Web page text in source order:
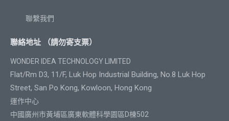
聯繫我們
聯絡地址 （請勿寄支票）
WONDER IDEA TECHNOLOGY LIMITED
Flat/Rm D3, 11/F, Luk Hop Industrial Building, No.8 Luk Hop
Street, San Po Kong, Kowloon, Hong Kong
運作中心
中國廣州市黃埔區廣東軟體科學園區D棟502